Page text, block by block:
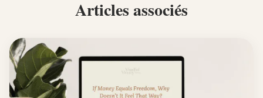
Articles associés